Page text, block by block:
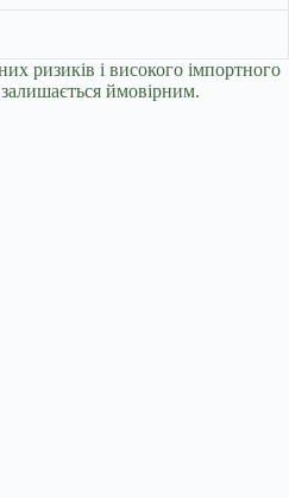
ризиків і високого імпортного
ймовірним.